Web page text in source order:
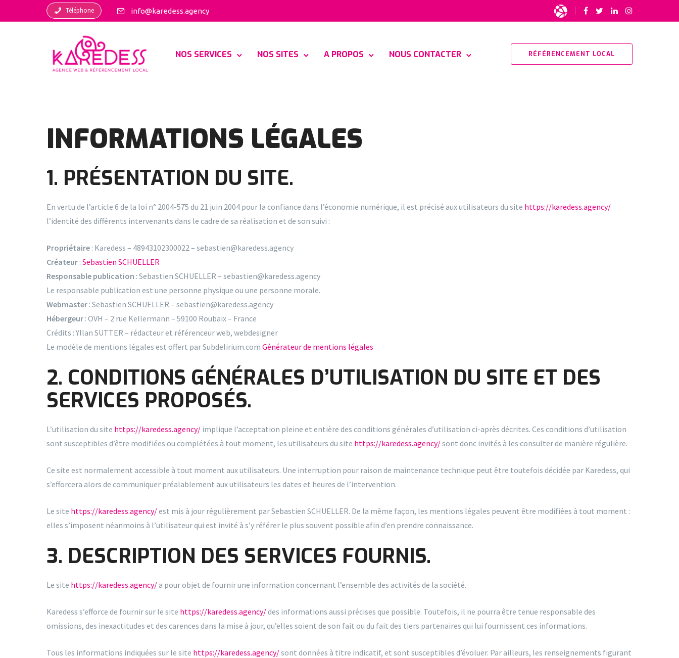
Téléphone info@karedess.agency
NOS SERVICES NOS SITES A PROPOS NOUS CONTACTER RÉFÉRENCEMENT LOCAL
INFORMATIONS LÉGALES
1. PRÉSENTATION DU SITE.
En vertu de l’article 6 de la loi n° 2004-575 du 21 juin 2004 pour la confiance dans l’économie numérique, il est précisé aux utilisateurs du site https://karedess.agency/
l’identité des différents intervenants dans le cadre de sa réalisation et de son suivi :
Propriétaire : Karedess – 48943102300022 – sebastien@karedess.agency
Créateur : Sebastien SCHUELLER
Responsable publication : Sebastien SCHUELLER – sebastien@karedess.agency
Le responsable publication est une personne physique ou une personne morale.
Webmaster : Sebastien SCHUELLER – sebastien@karedess.agency
Hébergeur : OVH – 2 rue Kellermann – 59100 Roubaix – France
Crédits : Yllan SUTTER – rédacteur et référenceur web, webdesigner
Le modèle de mentions légales est offert par Subdelirium.com Générateur de mentions légales
2. CONDITIONS GÉNÉRALES D’UTILISATION DU SITE ET DES
SERVICES PROPOSÉS.
L’utilisation du site https://karedess.agency/ implique l’acceptation pleine et entière des conditions générales d’utilisation ci-après décrites. Ces conditions d’utilisation
sont susceptibles d’être modifiées ou complétées à tout moment, les utilisateurs du site https://karedess.agency/sont donc invités à les consulter de manière régulière.
Ce site est normalement accessible à tout moment aux utilisateurs. Une interruption pour raison de maintenance technique peut être toutefois décidée par Karedess, qui
s’efforcera alors de communiquer préalablement aux utilisateurs les dates et heures de l’intervention.
Le site https://karedess.agency/est mis à jour régulièrement par Sebastien SCHUELLER. De la même façon, les mentions légales peuvent être modifiées à tout moment :
elles s’imposent néanmoins à l’utilisateur qui est invité à s’y référer le plus souvent possible afin d’en prendre connaissance.
3. DESCRIPTION DES SERVICES FOURNIS.
Le site https://karedess.agency/a pour objet de fournir une information concernant l’ensemble des activités de la société.
Karedess s’efforce de fournir sur le site https://karedess.agency/des informations aussi précises que possible. Toutefois, il ne pourra être tenue responsable des
omissions, des inexactitudes et des carences dans la mise à jour, qu’elles soient de son fait ou du fait des tiers partenaires qui lui fournissent ces informations.
Tous les informations indiquées sur le site https://karedess.agency/sont données à titre indicatif, et sont susceptibles d’évoluer. Par ailleurs, les renseignements figurant